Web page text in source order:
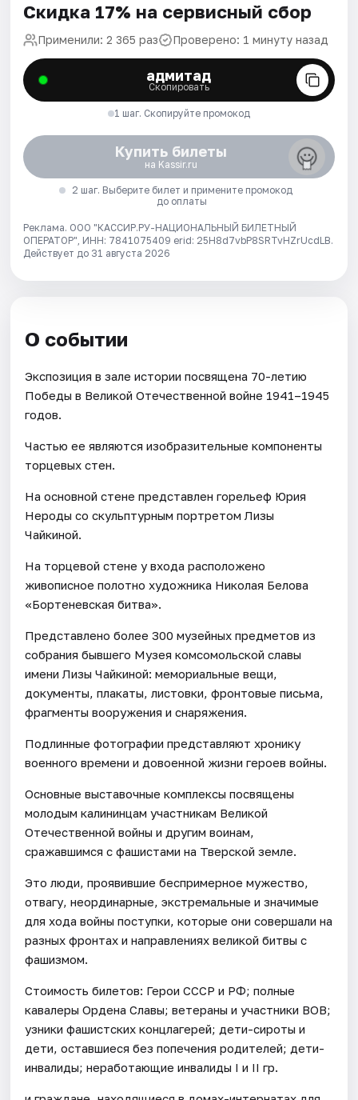
Скидка 17% на сервисный сбор
Применили: 2 365 раз Проверено: 1 минуту назад
адмитад
Скопировать
1 шаг. Скопируйте промокод
Купить билеты
на Kassir.ru
2 шаг. Выберите билет и примените промокод
до оплаты
Реклама. ООО "КАССИР.РУ-НАЦИОНАЛЬНЫЙ БИЛЕТНЫЙ
ОПЕРАТОР", ИНН: 7841075409 erid: 25H8d7vbP8SRTvHZrUcdLB.
Действует до 31 августа 2026
О событии
Экспозиция в зале истории посвящена 70-летию
Победы в Великой Отечественной войне 1941–1945
годов.
Частью ее являются изобразительные компоненты
торцевых стен.
На основной стене представлен горельеф Юрия
Нероды со скульптурным портретом Лизы
Чайкиной.
На торцевой стене у входа расположено
живописное полотно художника Николая Белова
«Бортеневская битва».
Представлено более 300 музейных предметов из
собрания бывшего Музея комсомольской славы
имени Лизы Чайкиной: мемориальные вещи,
документы, плакаты, листовки, фронтовые письма,
фрагменты вооружения и снаряжения.
Подлинные фотографии представляют хронику
военного времени и довоенной жизни героев войны.
Основные выставочные комплексы посвящены
молодым калининцам участникам Великой
Отечественной войны и другим воинам,
сражавшимся с фашистами на Тверской земле.
Это люди, проявившие беспримерное мужество,
отвагу, неординарные, экстремальные и значимые
для хода войны поступки, которые они совершали на
разных фронтах и направлениях великой битвы с
фашизмом.
Стоимость билетов: Герои СССР и РФ; полные
кавалеры Ордена Славы; ветераны и участники ВОВ;
узники фашистских концлагерей; дети-сироты и
дети, оставшиеся без попечения родителей; дети-
инвалиды; неработающие инвалиды I и II гр.